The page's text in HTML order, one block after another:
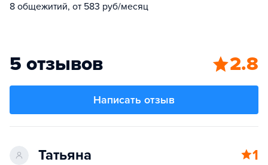
8 общежитий, от 583 руб/месяц
5 отзывов 2.8
Написать отзыв
Татьяна 1